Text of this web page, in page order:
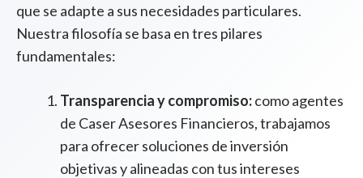
que se adapte a sus necesidades particulares.
Nuestra filosofía se basa en tres pilares
fundamentales:
Transparencia y compromiso:como agentes
de Caser Asesores Financieros, trabajamos
para ofrecer soluciones de inversión
objetivas y alineadas con tus intereses